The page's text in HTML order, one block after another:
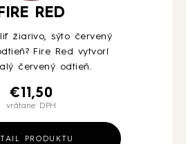
FIRE RED
žiarivo, sýto červený
Fire Red vytvorí
červený odtieň.
€ 11,50
vrátane DPH
PRODUKTU